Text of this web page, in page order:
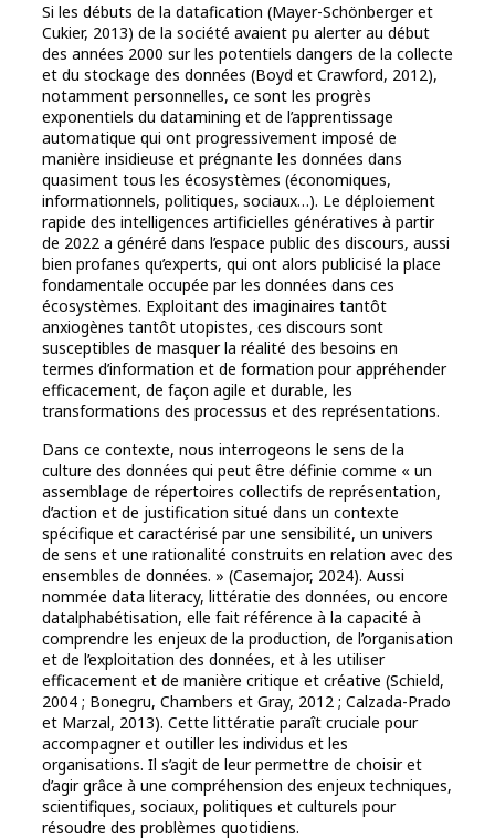
Si les débuts de la datafication (Mayer-Schönberger et
Cukier, 2013) de la société avaient pu alerter au début
des années 2000 sur les potentiels dangers de la collecte
et du stockage des données (Boyd et Crawford, 2012),
notamment personnelles, ce sont les progrès
exponentiels du datamining et de l’apprentissage
automatique qui ont progressivement imposé de
manière insidieuse et prégnante les données dans
quasiment tous les écosystèmes (économiques,
informationnels, politiques, sociaux…). Le déploiement
rapide des intelligences artificielles génératives à partir
de 2022 a généré dans l’espace public des discours, aussi
bien profanes qu’experts, qui ont alors publicisé la place
fondamentale occupée par les données dans ces
écosystèmes. Exploitant des imaginaires tantôt
anxiogènes tantôt utopistes, ces discours sont
susceptibles de masquer la réalité des besoins en
termes d’information et de formation pour appréhender
efficacement, de façon agile et durable, les
transformations des processus et des représentations.
Dans ce contexte, nous interrogeons le sens de la
culture des données qui peut être définie comme « un
assemblage de répertoires collectifs de représentation,
d’action et de justification situé dans un contexte
spécifique et caractérisé par une sensibilité, un univers
de sens et une rationalité construits en relation avec des
ensembles de données. » (Casemajor, 2024). Aussi
nommée data literacy, littératie des données, ou encore
datalphabétisation, elle fait référence à la capacité à
comprendre les enjeux de la production, de l’organisation
et de l’exploitation des données, et à les utiliser
efficacement et de manière critique et créative (Schield,
2004 ; Bonegru, Chambers et Gray, 2012 ; Calzada-Prado
et Marzal, 2013). Cette littératie paraît cruciale pour
accompagner et outiller les individus et les
organisations. Il s’agit de leur permettre de choisir et
d’agir grâce à une compréhension des enjeux techniques,
scientifiques, sociaux, politiques et culturels pour
résoudre des problèmes quotidiens.